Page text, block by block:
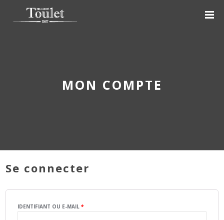
MON COMPTE
Se connecter
IDENTIFIANT OU E-MAIL*OBLIGATOIRE